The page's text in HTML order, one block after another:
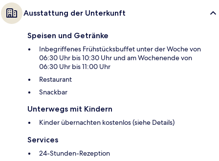
Ausstattung der Unterkunft
Speisen und Getränke
Inbegriffenes Frühstücksbuffet unter der Woche von
06:30 Uhr bis 10:30 Uhr und am Wochenende von
06:30 Uhr bis 11:00 Uhr
Restaurant
Snackbar
Unterwegs mit Kindern
Kinder übernachten kostenlos (siehe Details)
Services
24-Stunden-Rezeption